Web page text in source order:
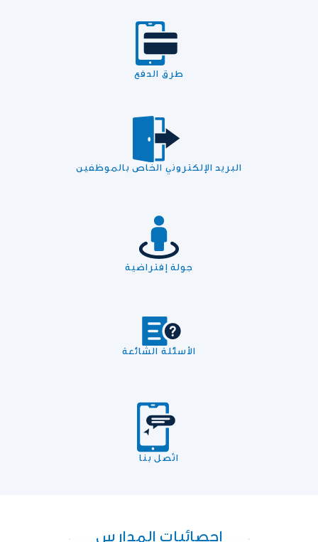
طرق الدفع
البريد الإلكتروني الخاص بالموظفين
جولة إفتراضية
الأسئلة الشائعة
اتّصل بنا
إحصائيات المدارس